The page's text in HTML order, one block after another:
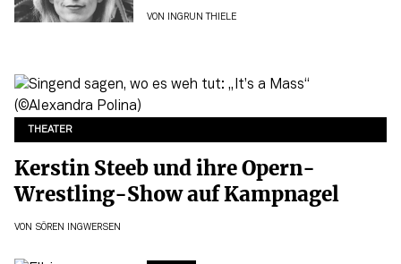
VON INGRUN THIELE
THEATER
Kerstin Steeb und ihre Opern-
Wrestling-Show auf Kampnagel
VON SÖREN INGWERSEN